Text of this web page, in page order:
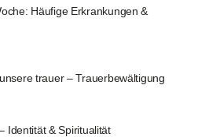
Häufige Erkrankungen &
trauer – Trauerbewältigung
Identität & Spiritualität